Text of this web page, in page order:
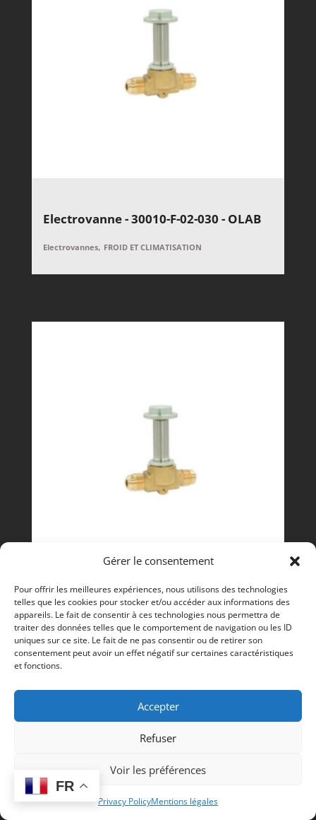
Gérer le consentement
Pour offrir les meilleures expériences, nous utilisons des technologies
telles que les cookies pour stocker et/ou accéder aux informations des
appareils. Le fait de consentir à ces technologies nous permettra de
traiter des données telles que le comportement de navigation ou les ID
uniques sur ce site. Le fait de ne pas consentir ou de retirer son
consentement peut avoir un effet négatif sur certaines caractéristiques
et fonctions.
Accepter
Refuser
Voir les préférences
Privacy PolicyMentions légales
Electrovanne - 30010-F-02-030 - OLAB
Electrovannes, FROID ET CLIMATISATION
Electrovanne - 30010-F-01-025 - OLAB
Electrovannes,FROID ET CLIMATISATION
40,70€ HT
FR